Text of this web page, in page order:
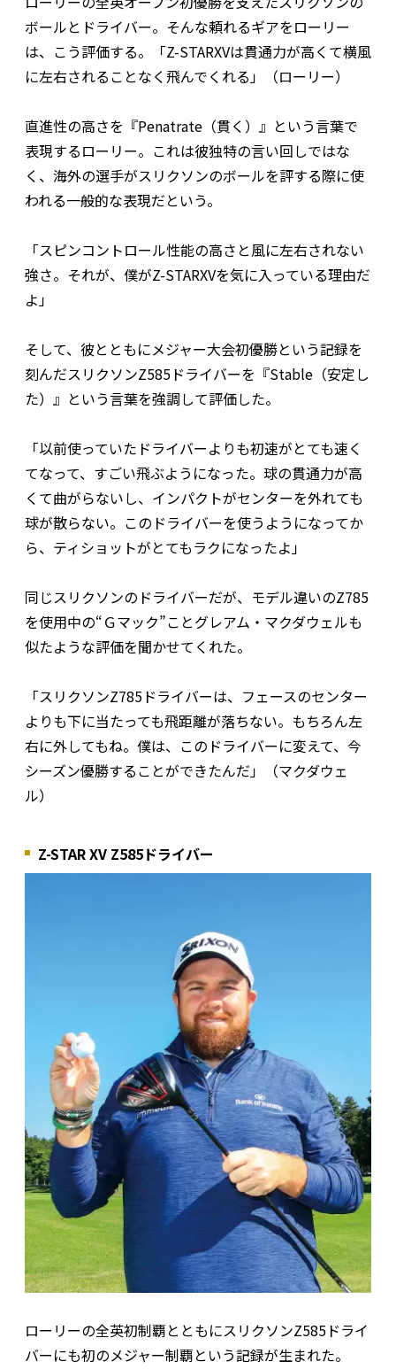
ボールとドライバー。そんな頼れるギアをローリー
は、こう評価する。「Z-STARXVは貫通力が高くて横風
に左右されることなく飛んでくれる」（ローリー）
直進性の高さを『Penatrate（貫く）』という言葉で
表現するローリー。これは彼独特の言い回しではな
く、海外の選手がスリクソンのボールを評する際に使
われる一般的な表現だという。
「スピンコントロール性能の高さと風に左右されない
強さ。それが、僕がZ-STARXVを気に入っている理由だ
よ」
そして、彼とともにメジャー大会初優勝という記録を
刻んだスリクソンZ585ドライバーを『Stable（安定し
た）』という言葉を強調して評価した。
「以前使っていたドライバーよりも初速がとても速く
てなって、すごい飛ぶようになった。球の貫通力が高
くて曲がらないし、インパクトがセンターを外れても
球が散らない。このドライバーを使うようになってか
ら、ティショットがとてもラクになったよ」
同じスリクソンのドライバーだが、モデル違いのZ785
を使用中の“Ｇマック”ことグレアム・マクダウェルも
似たような評価を聞かせてくれた。
「スリクソンZ785ドライバーは、フェースのセンター
よりも下に当たっても飛距離が落ちない。もちろん左
右に外してもね。僕は、このドライバーに変えて、今
シーズン優勝することができたんだ」（マクダウェ
ル）
Z-STAR XV Z585ドライバー
ローリーの全英初制覇とともにスリクソンZ585ドライ
バーにも初のメジャー制覇という記録が生まれた。